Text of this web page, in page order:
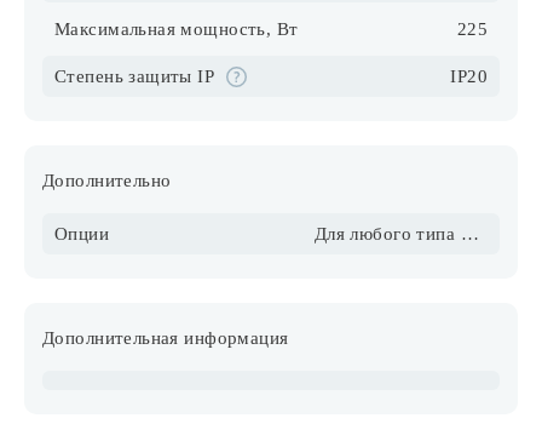
Максимальная мощность, Вт 225
Степень защиты IP IP20
Дополнительно
Опции Для любого типа потолка, в том числе натяжного
Дополнительная информация